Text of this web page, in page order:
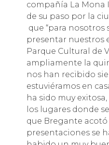
compañía La Mona
de su paso por la
que “para nosotros
presentar nuestros
Parque Cultural de
ampliamente la
nos han recibido
estuviéramos en
ha sido muy
los lugares donde
que Bregante acotó
presentaciones se